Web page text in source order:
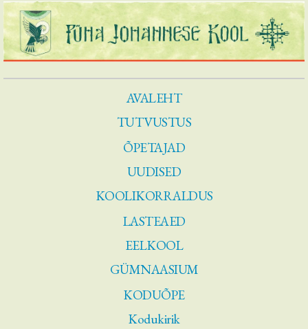
AVALEHT
TUTVUSTUS
ÕPETAJAD
UUDISED
KOOLIKORRALDUS
LASTEAED
EELKOOL
GÜMNAASIUM
KODUÕPE
Kodukirik